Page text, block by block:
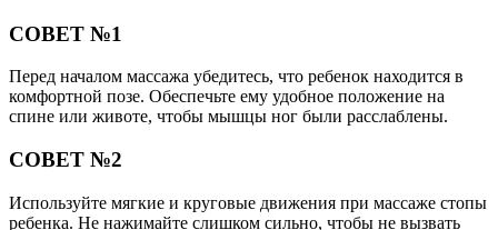
СОВЕТ №1
Перед началом массажа убедитесь, что ребенок находится в
комфортной позе. Обеспечьте ему удобное положение на
спине или животе, чтобы мышцы ног были расслаблены.
СОВЕТ №2
Используйте мягкие и круговые движения при массаже стопы
ребенка. Не нажимайте слишком сильно, чтобы не вызвать